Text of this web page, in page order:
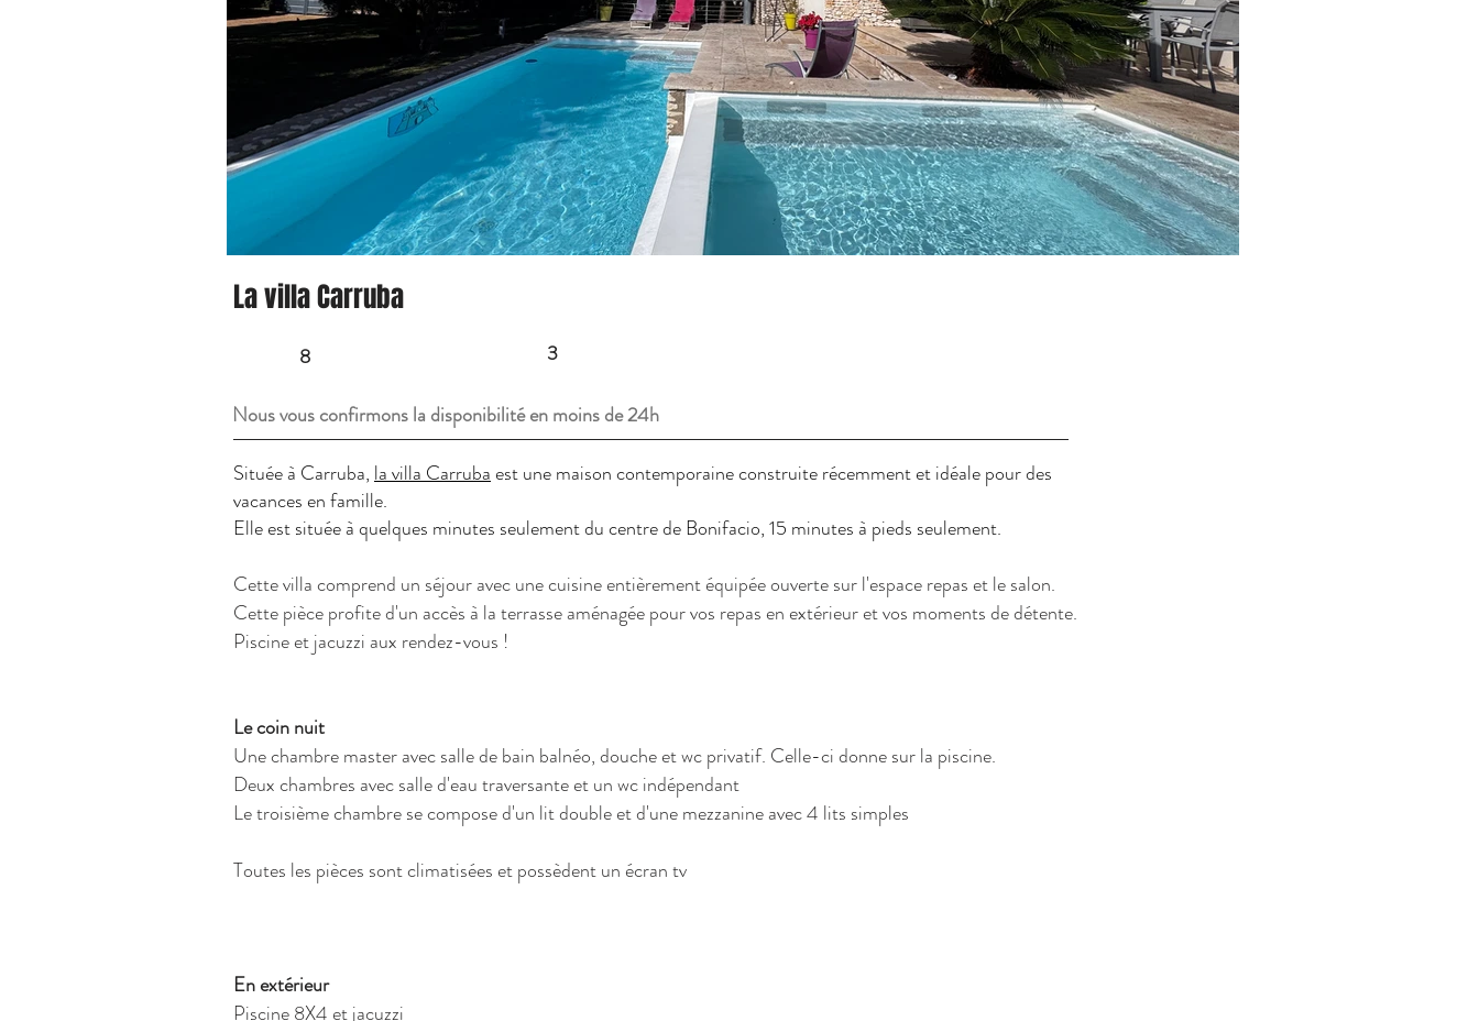
La villa Carruba
8 3
Nous vous confirmons la disponibilité en moins de 24h
Située à Carruba, la villa Carrubaest une maison contemporaine construite récemment et idéale pour des
vacances en famille.
Elle est située à quelques minutes seulement du centre de Bonifacio, 15 minutes à pieds seulement.
Cette villa comprend un séjour avec une cuisine entièrement équipée ouverte sur l'espace repas et le salon.
Cette pièce profite d'un accès à la terrasse aménagée pour vos repas en extérieur et vos moments de détente.
Piscine et jacuzzi aux rendez-vous !
Le coin nuit
Une chambre master avec salle de bain balnéo, douche et wc privatif. Celle-ci donne sur la piscine.
Deux chambres avec salle d'eau traversante et un wc indépendant
Le troisième chambre se compose d'un lit double et d'une mezzanine avec 4 lits simples
Toutes les pièces sont climatisées et possèdent un écran tv
En extérieur
Piscine 8X4 et jacuzzi